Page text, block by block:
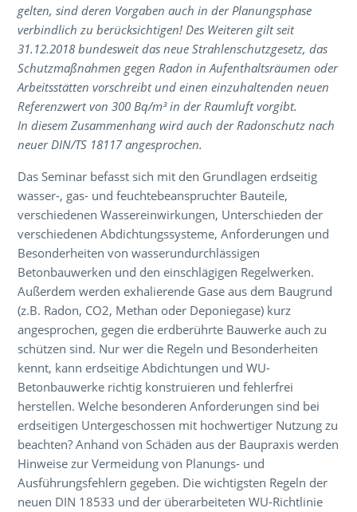
gelten, sind deren Vorgaben auch in der Planungsphase
verbindlich zu berücksichtigen! Des Weiteren gilt seit
31.12.2018 bundesweit das neue Strahlenschutzgesetz, das
Schutzmaßnahmen gegen Radon in Aufenthaltsräumen oder
Arbeitsstätten vorschreibt und einen einzuhaltenden neuen
Referenzwert von 300 Bq/m³ in der Raumluft vorgibt.
In diesem Zusammenhang wird auch der Radonschutz nach
neuer DIN/TS 18117 angesprochen.
Das Seminar befasst sich mit den Grundlagen erdseitig
wasser-, gas- und feuchtebeanspruchter Bauteile,
verschiedenen Wassereinwirkungen, Unterschieden der
verschiedenen Abdichtungssysteme, Anforderungen und
Besonderheiten von wasserundurchlässigen
Betonbauwerken und den einschlägigen Regelwerken.
Außerdem werden exhalierende Gase aus dem Baugrund
(z.B. Radon, CO2, Methan oder Deponiegase) kurz
angesprochen, gegen die erdberührte Bauwerke auch zu
schützen sind. Nur wer die Regeln und Besonderheiten
kennt, kann erdseitige Abdichtungen und WU-
Betonbauwerke richtig konstruieren und fehlerfrei
herstellen. Welche besonderen Anforderungen sind bei
erdseitigen Untergeschossen mit hochwertiger Nutzung zu
beachten? Anhand von Schäden aus der Baupraxis werden
Hinweise zur Vermeidung von Planungs- und
Ausführungsfehlern gegeben. Die wichtigsten Regeln der
neuen DIN 18533 und der überarbeiteten WU-Richtlinie